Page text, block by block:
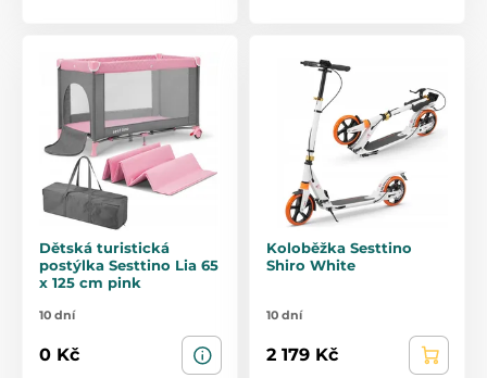
Dětská turistická
postýlka Sesttino Lia 65
x 125 cm pink
10 dní
0 Kč
Koloběžka Sesttino
Shiro White
10 dní
2 179 Kč